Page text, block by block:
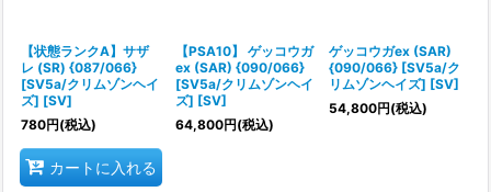
【状態ランクA】サザ
レ (SR) {087/066}
[SV5a/クリムゾンヘイ
ズ] [SV]
780円(税込)
カートに入れる
【PSA10】 ゲッコウガ
ex (SAR) {090/066}
[SV5a/クリムゾンヘイ
ズ] [SV]
64,800円(税込)
ゲッコウガex (SAR)
{090/066} [SV5a/ク
リムゾンヘイズ] [SV]
54,800円(税込)